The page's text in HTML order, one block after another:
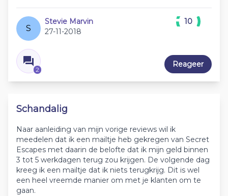
S
Stevie Marvin
27-11-2018
2
10
Reageer
Schandalig
Naar aanleiding van mijn vorige reviews wil ik
meedelen dat ik een mailtje heb gekregen van Secret
Escapes met daarin de belofte dat ik mijn geld binnen
3 tot 5 werkdagen terug zou krijgen. De volgende dag
kreeg ik een mailtje dat ik niets terugkrijg. Dit is wel
een heel vreemde manier om met je klanten om te
gaan.